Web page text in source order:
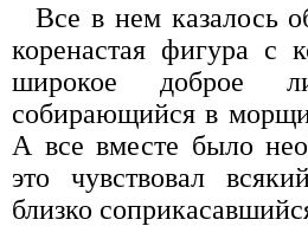
Все в нем казалось
коренастая фигура с
широкое доброе
собирающийся в
А все вместе было
это чувствовал
близко